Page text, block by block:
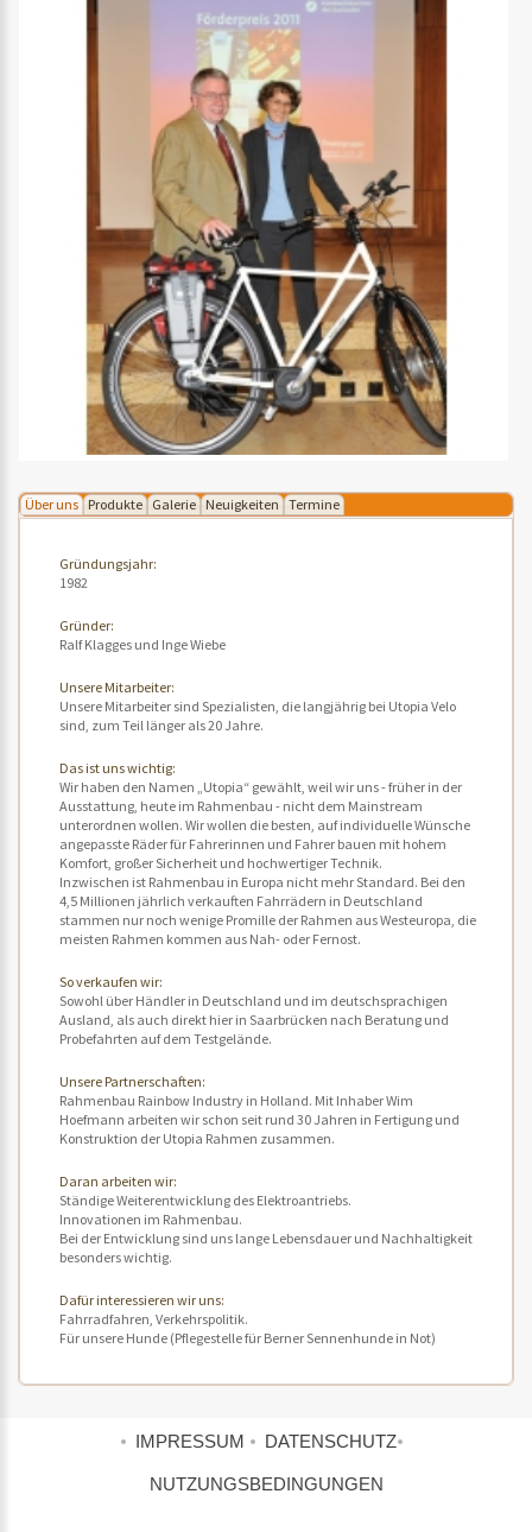
Über uns Produkte Galerie Neuigkeiten Termine
Gründungsjahr:
1982
Gründer:
Ralf Klagges und Inge Wiebe
Unsere Mitarbeiter:
Unsere Mitarbeiter sind Spezialisten, die langjährig bei Utopia Velo
sind, zum Teil länger als 20 Jahre.
Das ist uns wichtig:
Wir haben den Namen „Utopia“ gewählt, weil wir uns - früher in der
Ausstattung, heute im Rahmenbau - nicht dem Mainstream
unterordnen wollen. Wir wollen die besten, auf individuelle Wünsche
angepasste Räder für Fahrerinnen und Fahrer bauen mit hohem
Komfort, großer Sicherheit und hochwertiger Technik.
Inzwischen ist Rahmenbau in Europa nicht mehr Standard. Bei den
4,5 Millionen jährlich verkauften Fahrrädern in Deutschland
stammen nur noch wenige Promille der Rahmen aus Westeuropa, die
meisten Rahmen kommen aus Nah- oder Fernost.
So verkaufen wir:
Sowohl über Händler in Deutschland und im deutschsprachigen
Ausland, als auch direkt hier in Saarbrücken nach Beratung und
Probefahrten auf dem Testgelände.
Unsere Partnerschaften:
Rahmenbau Rainbow Industry in Holland. Mit Inhaber Wim
Hoefmann arbeiten wir schon seit rund 30 Jahren in Fertigung und
Konstruktion der Utopia Rahmen zusammen.
Daran arbeiten wir:
Ständige Weiterentwicklung des Elektroantriebs.
Innovationen im Rahmenbau.
Bei der Entwicklung sind uns lange Lebensdauer und Nachhaltigkeit
besonders wichtig.
Dafür interessieren wir uns:
Fahrradfahren, Verkehrspolitik.
Für unsere Hunde (Pflegestelle für Berner Sennenhunde in Not)
IMPRESSUM DATENSCHUTZ
NUTZUNGSBEDINGUNGEN